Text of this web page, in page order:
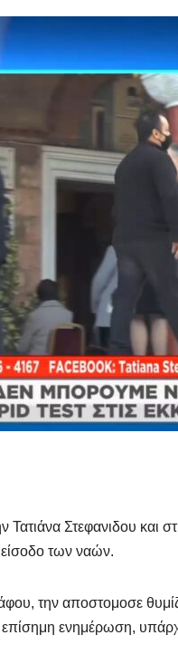
Στεφανιδου και
των ναών.
την αποστομοσε
ενημέρωση,